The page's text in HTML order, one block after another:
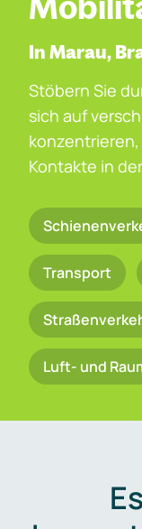
In Marau,
Stöbern Sie
sich auf
Kontakte in
Transport
Luft- und